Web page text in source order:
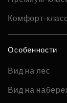
Комфорт-
Особенности
Вид на лес
Вид на